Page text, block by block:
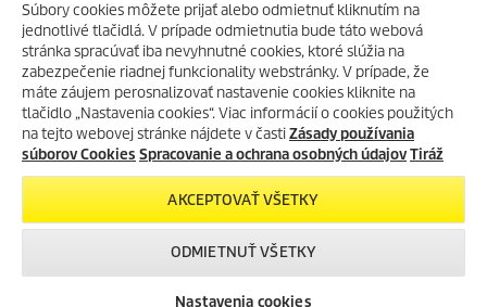
HORÚCE LETO S KÄRCHER
POKRAČUJE!
Získajte svoje obľúbené
nezľavnené produkty Home and
Garden so zľavou -26%- použite
zľavový kód LETNAVLNA!
SKOPÍROVAŤ ZĽAVOVÝ
KÓD
Všeobecné obchodné podmienky
Všeobecné predajné, dodacie, montážne a záručné podmienky pre
obchodných a servisných partnerov
Všeobecné podmienky pre službu servisná zmluva
Reklamačný poriadok
Spracovanie a ochrana osobných údajov
Zásady, nastavenia a používanie súborov COOKIES
KONTAKTNÉ INFORMÁCIE
Súbory cookies môžete prijať alebo odmietnuť kliknutím na
jednotlivé tlačidlá. V prípade odmietnutia bude táto webová
stránka spracúvať iba nevyhnutné cookies, ktoré slúžia na
zabezpečenie riadnej funkcionality webstránky. V prípade, že
máte záujem perosnalizovať nastavenie cookies kliknite na
tlačidlo „Nastavenia cookies“. Viac informácií o cookies použitých
na tejto webovej stránke nájdete v častiZásady používania
súborov Cookies Spracovanie a ochrana osobných údajovTiráž
AKCEPTOVAŤ VŠETKY
ODMIETNUŤ VŠETKY
Nastavenia cookies